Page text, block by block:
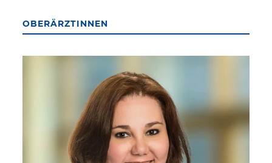
OBERÄRZTINNEN